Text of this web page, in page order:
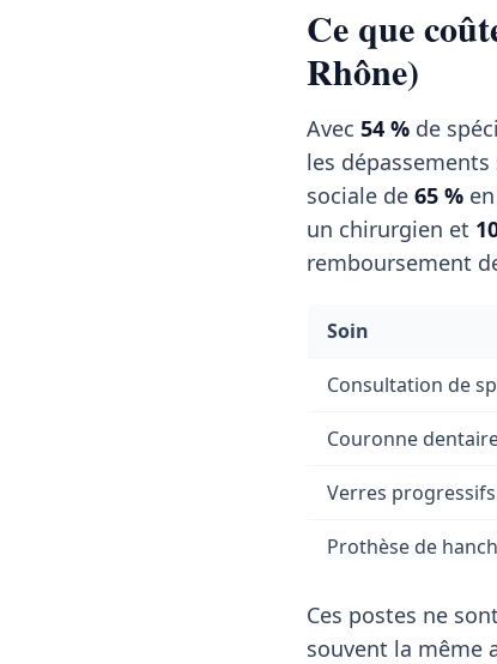
Ce que
Rhône)
Avec 54 % de
les
sociale de 65 %
un chirurgien et
remboursement
Soin
Consultation de
Couronne
Verres progressifs
Prothèse de
Ces postes ne
souvent la même